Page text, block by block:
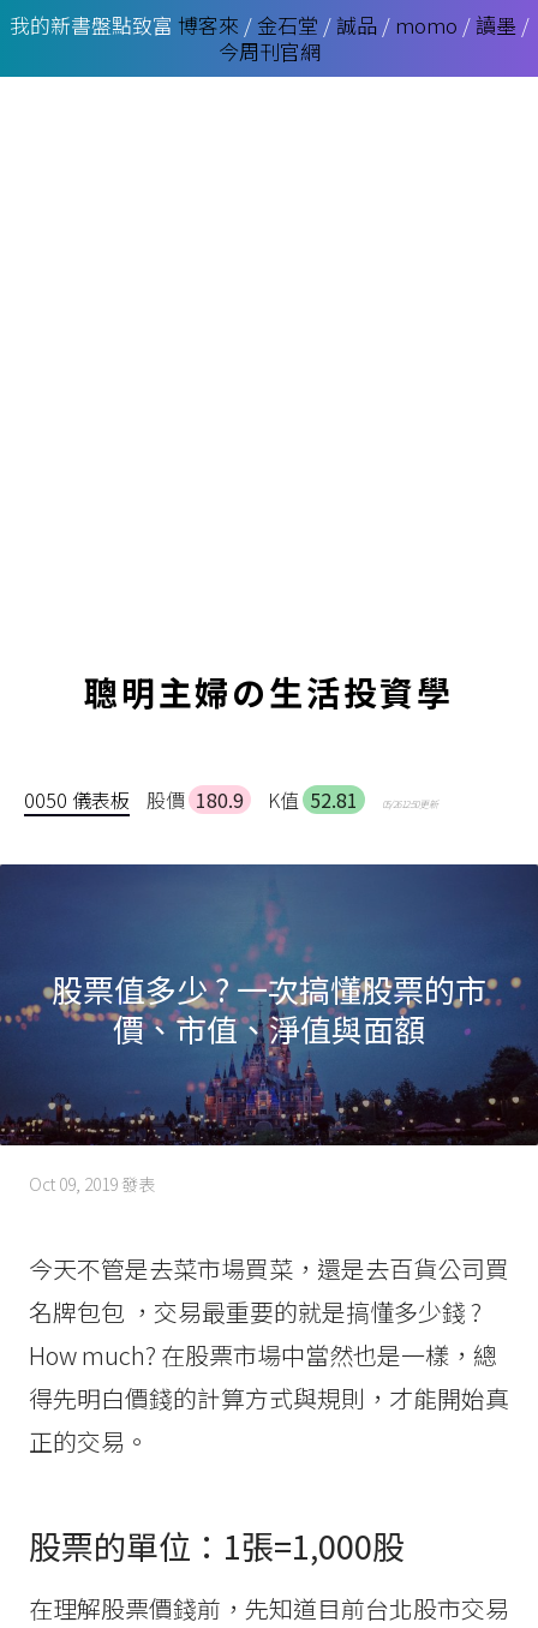
我的新書盤點致富 博客來 / 金石堂 / 誠品 / momo /讀墨 /
今周刊官網
聰明主婦の生活投資學
0050 儀表板 股價 180.9 K值 52.81 05/26 12:50 更新
股票值多少 ? 一次搞懂股票的市
價、市值、淨值與面額
Oct 09, 2019 發表
今天不管是去菜市場買菜，還是去百貨公司買
名牌包包 ，交易最重要的就是搞懂多少錢 ?
How much? 在股票市場中當然也是一樣，總
得先明白價錢的計算方式與規則，才能開始真
正的交易。
股票的單位：1張=1,000股
在理解股票價錢前，先知道目前台北股市交易